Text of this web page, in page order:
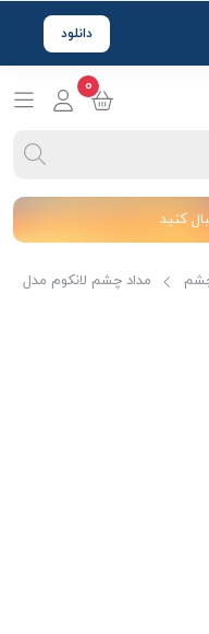
دانلود
0
کنید
مداد چشم لانکوم مدل